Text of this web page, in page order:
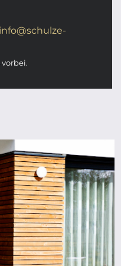
info@schulze-
vorbei.